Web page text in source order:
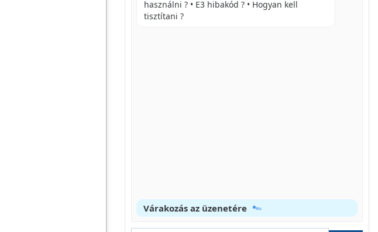
használni ? • E3 hibakód ? • Hogyan kell
tisztítani ?
Várakozás az üzenetére